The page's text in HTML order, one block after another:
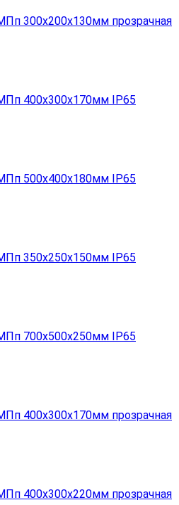
300х200х130мм прозрачная
400х300х170мм IP65
500х400х180мм IP65
350х250х150мм IP65
700х500х250мм IP65
400х300х170мм прозрачная
400х300х220мм прозрачная